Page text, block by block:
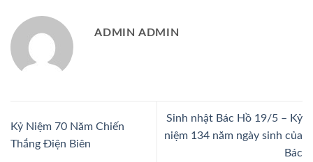
ADMIN ADMIN
Kỷ Niệm 70 Năm Chiến
Thắng Điện Biên
Sinh nhật Bác Hồ 19/5 – Kỷ
niệm 134 năm ngày sinh của
Bác